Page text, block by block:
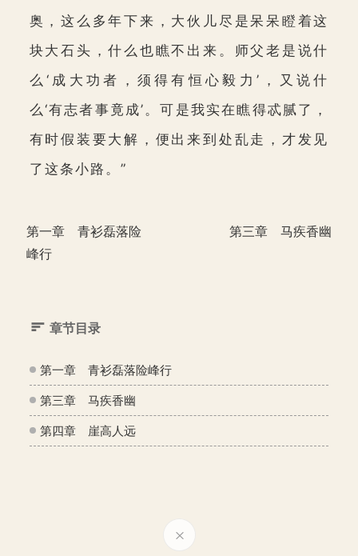
奥，这么多年下来，大伙儿尽是呆呆瞪着这
块大石头，什么也瞧不出来。师父老是说什
么‘成大功者，须得有恒心毅力’，又说什
么‘有志者事竟成’。可是我实在瞧得忒腻了，
有时假装要大解，便出来到处乱走，才发见
了这条小路。”
第一章 青衫磊落险
峰行
第三章 马疾香幽
章节目录
第一章 青衫磊落险峰行
第三章 马疾香幽
第四章 崖高人远